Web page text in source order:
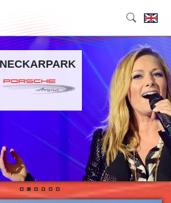
• • • • • •